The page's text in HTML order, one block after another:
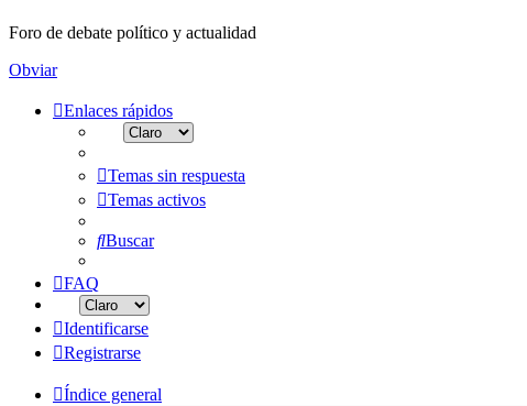
Foro de debate político y actualidad
Obviar
Enlaces rápidos
Temas sin respuesta
Temas activos
Buscar
FAQ
Identificarse
Registrarse
Índice general